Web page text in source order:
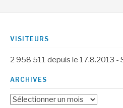
VISITEURS
2 958 511 depuis le 17.8.2013 -
ARCHIVES
Archives